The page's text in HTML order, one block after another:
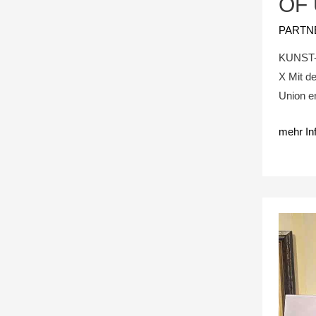
OF
X Mit
Union
mehr